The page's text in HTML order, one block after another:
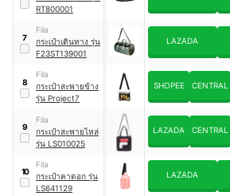
RT800001
7
Fila
กระเป๋าเดินทาง รุ่น
F23ST139001
LAZADA
8
Fila
กระเป๋าสะพายข้าง
รุ่น Project7
SHOPEE CENTRAL
9
Fila
กระเป๋าสะพายไหล่
รุ่น LS010025
LAZADA CENTRAL
10
Fila
กระเป๋าคาดอก รุ่น
LS641129
LAZADA